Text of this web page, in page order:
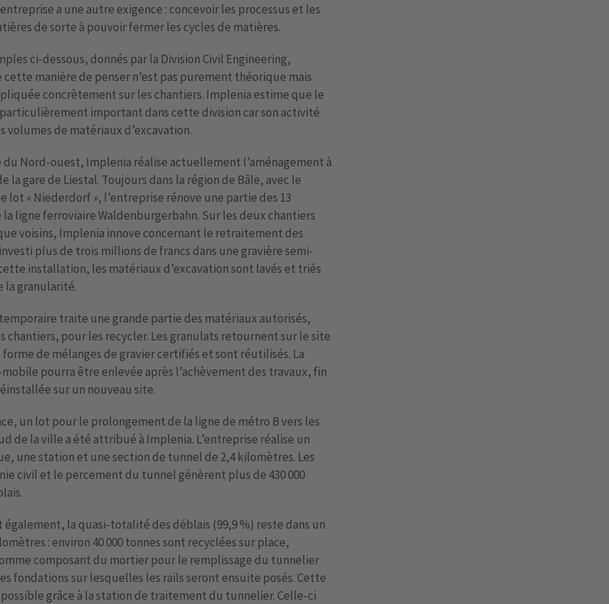
a une autre exigence : concevoir les processus et les
de sorte à pouvoir fermer les cycles de matières.
ci-dessous, donnés par la Division Civil Engineering,
manière de penser n’est pas purement théorique mais
concrètement sur les chantiers. Implenia estime que le
important dans cette division car son activité
volumes de matériaux d’excavation.
du Nord-ouest, Implenia réalise actuellement l’aménagement à
la gare de Liestal. Toujours dans la région de Bâle, avec le
lot « Niederdorf », l’entreprise rénove une partie des 13
ligne ferroviaire Waldenburgerbahn. Sur les deux chantiers
voisins, Implenia innove concernant le retraitement des
plus de trois millions de francs dans une gravière semi-
installation, les matériaux d’excavation sont lavés et triés
la granularité.
traite une grande partie des matériaux autorisés,
chantiers, pour les recycler. Les granulats retournent sur le site
forme de mélanges de gravier certifiés et sont réutilisés. La
pourra être enlevée après l’achèvement des travaux, fin
sur un nouveau site.
un lot pour le prolongement de la ligne de métro B vers les
de la ville a été attribué à Implenia. L’entreprise réalise un
une station et une section de tunnel de 2,4 kilomètres. Les
civil et le percement du tunnel génèrent plus de 430 000
également, la quasi-totalité des déblais (99,9 %) reste dans un
: environ 40 000 tonnes sont recyclées sur place,
composant du mortier pour le remplissage du tunnelier
fondations sur lesquelles les rails seront ensuite posés. Cette
grâce à la station de traitement du tunnelier. Celle-ci